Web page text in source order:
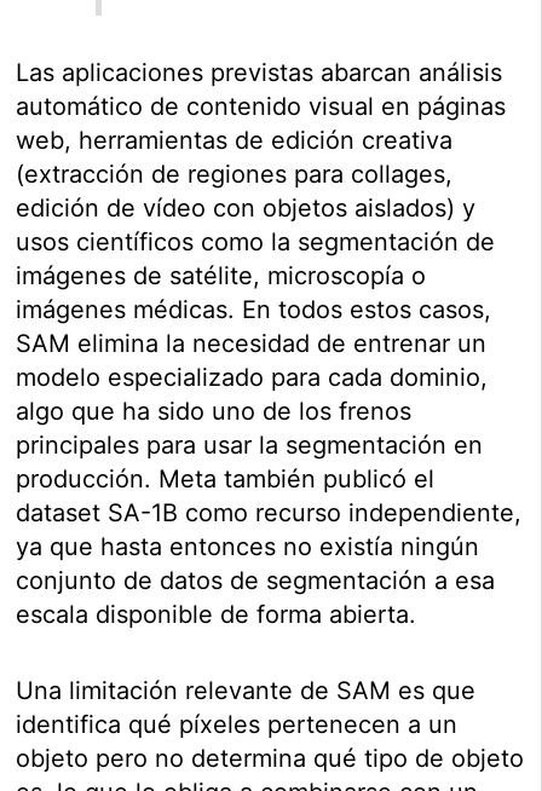
Las aplicaciones previstas abarcan análisis
automático de contenido visual en páginas
web, herramientas de edición creativa
(extracción de regiones para collages,
edición de vídeo con objetos aislados) y
usos científicos como la segmentación de
imágenes de satélite, microscopía o
imágenes médicas. En todos estos casos,
SAM elimina la necesidad de entrenar un
modelo especializado para cada dominio,
algo que ha sido uno de los frenos
principales para usar la segmentación en
producción. Meta también publicó el
dataset SA-1B como recurso independiente,
ya que hasta entonces no existía ningún
conjunto de datos de segmentación a esa
escala disponible de forma abierta.
Una limitación relevante de SAM es que
identifica qué píxeles pertenecen a un
objeto pero no determina qué tipo de objeto